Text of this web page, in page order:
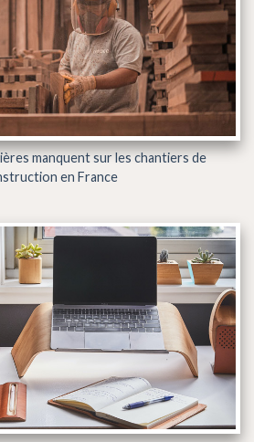
manquent sur les chantiers de
en France